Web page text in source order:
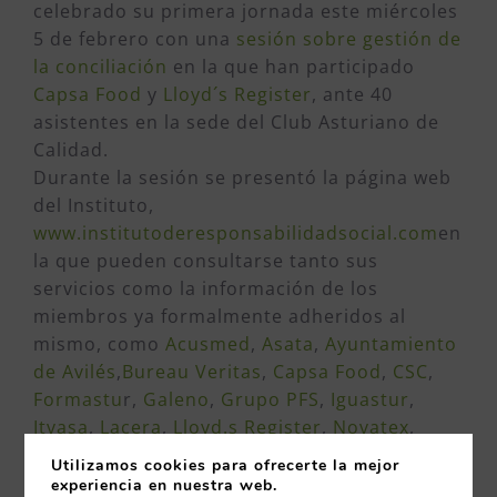
celebrado su primera jornada este miércoles
5 de febrero con una sesión sobre gestión de
la conciliación en la que han participado
Capsa Food y Lloyd´s Register, ante 40
asistentes en la sede del Club Asturiano de
Calidad.
Durante la sesión se presentó la página web
del Instituto,
www.institutoderesponsabilidadsocial.comen
la que pueden consultarse tanto sus
servicios como la información de los
miembros ya formalmente adheridos al
mismo, como Acusmed, Asata, Ayuntamiento
de Avilés,Bureau Veritas, Capsa Food, CSC,
Formastur, Galeno, Grupo PFS, Iguastur,
Itvasa, Lacera, Lloyd.s Register, Novatex,
Transinsa
Universidad de Oviedo.
El Instituto es una iniciativa del Club
Utilizamos cookies para ofrecerte la mejor
experiencia en nuestra web.